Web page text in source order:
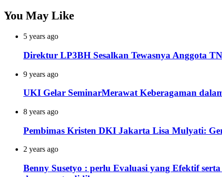
You May Like
5 years ago
Direktur LP3BH Sesalkan Tewasnya Anggota
9 years ago
UKI Gelar SeminarMerawat Keberagaman
8 years ago
Pembimas Kristen DKI Jakarta Lisa Mulyati:
2 years ago
Benny Susetyo : perlu Evaluasi yang Efektif